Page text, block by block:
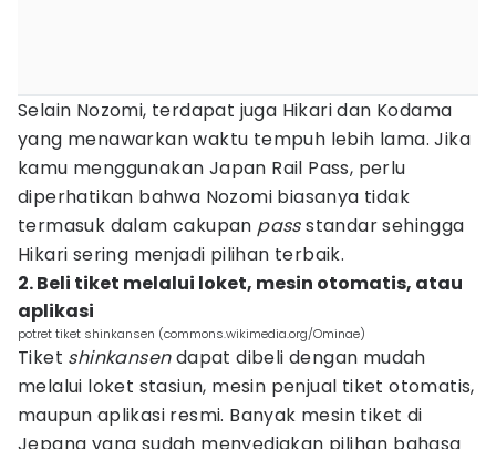
Selain Nozomi, terdapat juga Hikari dan Kodama
yang menawarkan waktu tempuh lebih lama. Jika
kamu menggunakan Japan Rail Pass, perlu
diperhatikan bahwa Nozomi biasanya tidak
termasuk dalam cakupan passstandar sehingga
Hikari sering menjadi pilihan terbaik.
2. Beli tiket melalui loket, mesin otomatis, atau
aplikasi
potret tiket shinkansen (commons.wikimedia.org/Ominae)
Tiket shinkansendapat dibeli dengan mudah
melalui loket stasiun, mesin penjual tiket otomatis,
maupun aplikasi resmi. Banyak mesin tiket di